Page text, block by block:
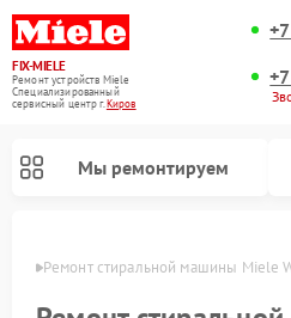
FIX-MIELE
Ремонт устройств Miele
Специализированный
cервисный центр г.Киров
Мы ремонтируем
Ремонт стиральной машины Miele